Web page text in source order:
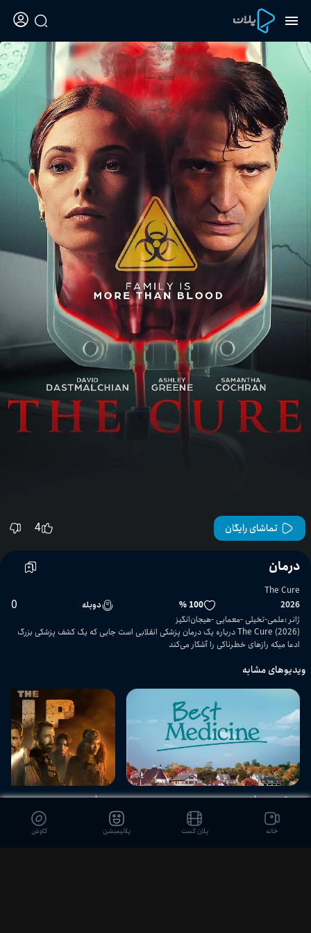
تماشای رایگان 4
درمان
The Cure
2026
100 % دوبله 0
ژانر :علمی-تخیلی معمایی هیجان‌انگیز
The Cure (2026) درباره یک درمان پزشکی انقلابی است جایی که یک کشف پزشکی بزرگ
ادعا میکه رازهای خطرناکی را آشکار می‌کند
ویدیوهای مشابه
بهترین درمان مصادره
خانه پلان کست پلانیمیشن کاوش